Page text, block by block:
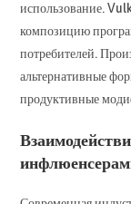
использование.
композицию
потребителей.
альтернативные
продуктивные